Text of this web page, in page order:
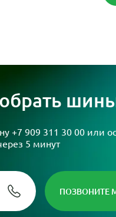
+7 909 311 30 00 или
5 минут